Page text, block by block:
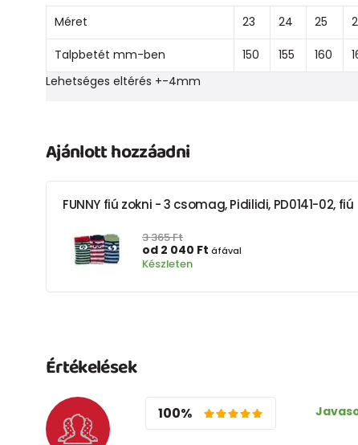
Méret 23 24 25
Talpbetét mm-ben 150 155 160
Lehetséges eltérés +-4mm
Ajánlott hozzáadni
FUNNY fiú zokni - 3 csomag, Pidilidi, PD0141-02, fiú
3 365 Ft
od 2 040 Ft áfával
Készleten
Értékelések
100%